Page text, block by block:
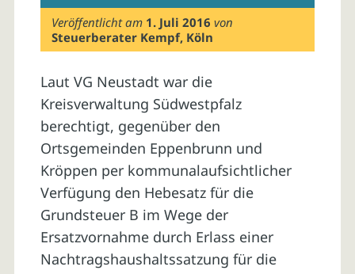
Veröffentlicht am 1. Juli 2016 von
Steuerberater Kempf, Köln
Laut VG Neustadt war die
Kreisverwaltung Südwestpfalz
berechtigt, gegenüber den
Ortsgemeinden Eppenbrunn und
Kröppen per kommunalaufsichtlicher
Verfügung den Hebesatz für die
Grundsteuer B im Wege der
Ersatzvornahme durch Erlass einer
Nachtragshaushaltssatzung für die